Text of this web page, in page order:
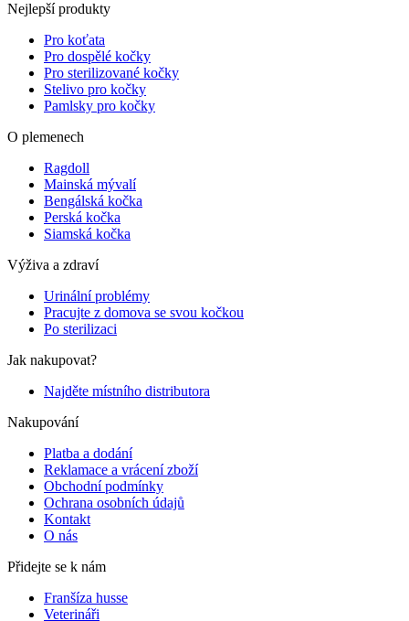
Nejlepší produkty
Pro koťata
Pro dospělé kočky
Pro sterilizované kočky
Stelivo pro kočky
Pamlsky pro kočky
O plemenech
Ragdoll
Mainská mývalí
Bengálská kočka
Perská kočka
Siamská kočka
Výživa a zdraví
Urinální problémy
Pracujte z domova se svou kočkou
Po sterilizaci
Jak nakupovat?
Najděte místního distributora
Nakupování
Platba a dodání
Reklamace a vrácení zboží
Obchodní podmínky
Ochrana osobních údajů
Kontakt
O nás
Přidejte se k nám
Franšíza husse
Veterináři